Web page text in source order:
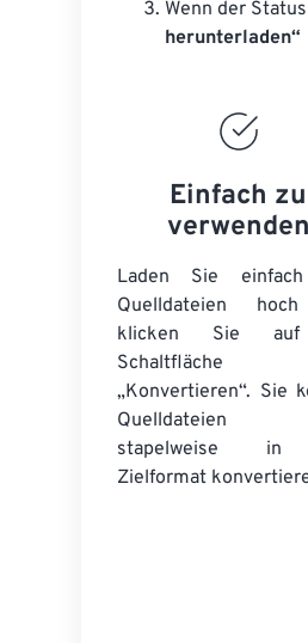
Wenn der
herunterladen“
Einfach zu
verwenden
Laden Sie
Quelldateien
klicken Sie
Schaltfläche
„Konvertieren“. Sie
Quelldateien
stapelweise in
Zielformat